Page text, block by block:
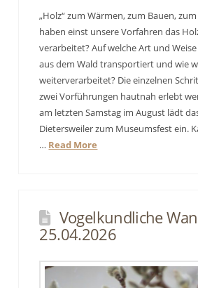
„Holz“ zum Wärmen, zum Bauen,
haben einst unsere Vorfahren das
verarbeitet? Auf welche Art und
aus dem Wald transportiert und wie
weiterverarbeitet? Die einzelnen
zwei Vorführungen hautnah erlebt
am letzten Samstag im August lädt
Dietersweiler zum Museumsfest ein.
… Read More
Vogelkundliche
25.04.2026